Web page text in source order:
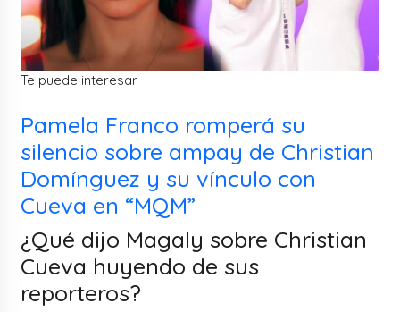
Te puede interesar
Pamela Franco romperá su
silencio sobre ampay de Christian
Domínguez y su vínculo con
Cueva en “MQM”
¿Qué dijo Magaly sobre Christian
Cueva huyendo de sus
reporteros?